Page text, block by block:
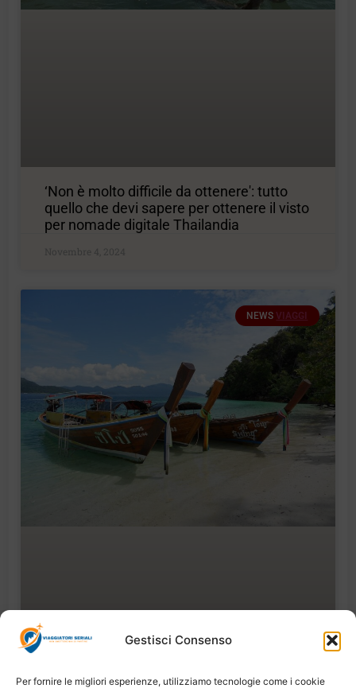
Gestisci Consenso
Per fornire le migliori esperienze, utilizziamo tecnologie come i cookie
‘Non è molto difficile da ottenere': tutto
quello che devi sapere per ottenere il visto
per nomade digitale Thailandia
Novembre 4, 2024
NEWSVIAGGI